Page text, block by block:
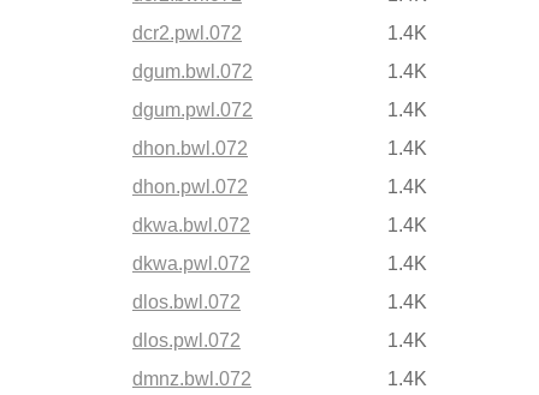
dcr2.pwl.072
1.4K
dgum.bwl.072
1.4K
dgum.pwl.072
1.4K
dhon.bwl.072
1.4K
dhon.pwl.072
1.4K
dkwa.bwl.072
1.4K
dkwa.pwl.072
1.4K
dlos.bwl.072
1.4K
dlos.pwl.072
1.4K
dmnz.bwl.072
1.4K